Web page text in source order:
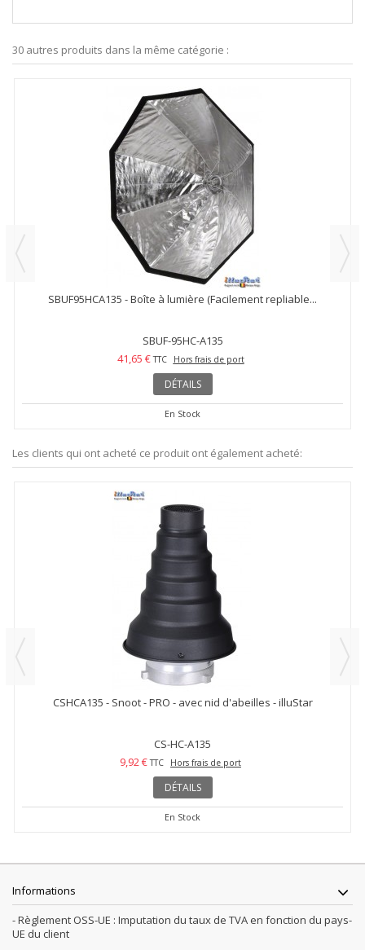
30 autres produits dans la même catégorie :
SBUF95HCA135 - Boîte à lumière (Facilement repliable...
SBUF-95HC-A135
41,65 € TTC Hors frais de port
DÉTAILS
En Stock
Les clients qui ont acheté ce produit ont également acheté:
CSHCA135 - Snoot - PRO - avec nid d'abeilles - illuStar
CS-HC-A135
9,92 € TTC Hors frais de port
DÉTAILS
En Stock
Informations
- Règlement OSS-UE : Imputation du taux de TVA en fonction du pays-
UE du client